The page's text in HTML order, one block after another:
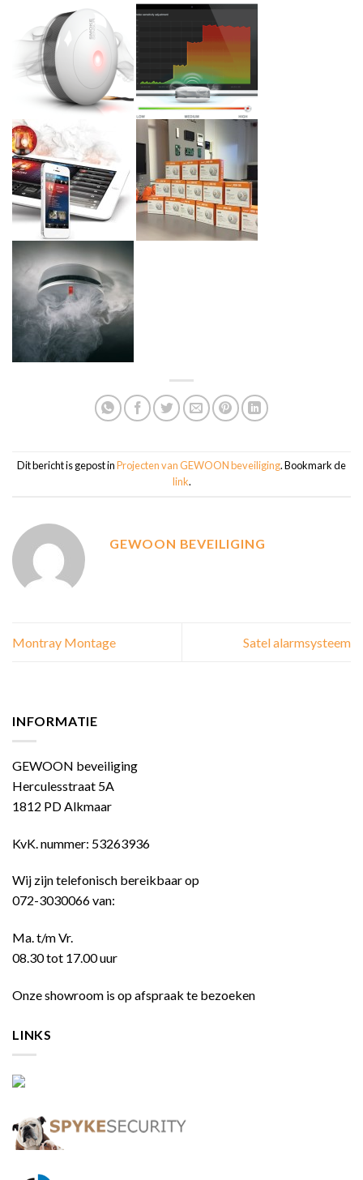
Dit bericht is gepost inProjecten van GEWOON beveiliging. Bookmark de
link.
GEWOON BEVEILIGING
Montray Montage Satel alarmsysteem
INFORMATIE
GEWOON beveiliging
Herculesstraat 5A
1812 PD Alkmaar
KvK. nummer: 53263936
Wij zijn telefonisch bereikbaar op
072-3030066 van:
Ma. t/m Vr.
08.30 tot 17.00 uur
Onze showroom is op afspraak te bezoeken
LINKS